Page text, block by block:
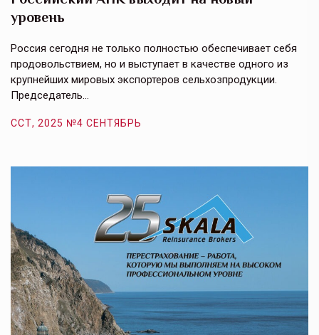
уровень
Россия сегодня не только полностью обеспечивает себя
продовольствием, но и выступает в качестве одного из
крупнейших мировых экспортеров сельхозпродукции.
Председатель…
ССТ, 2025 №4 СЕНТЯБРЬ